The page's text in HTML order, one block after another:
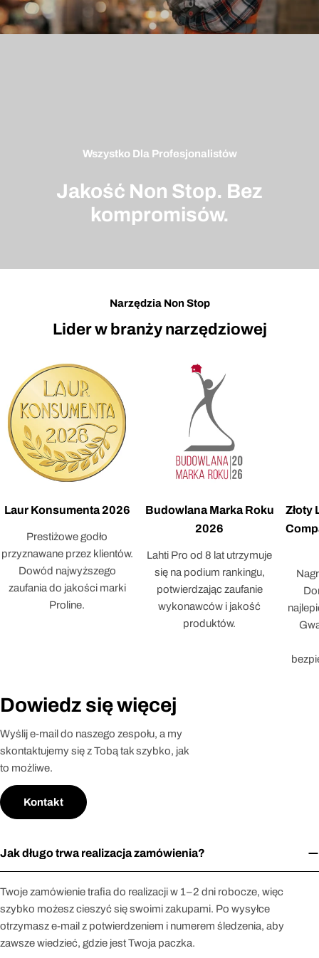
Wszystko Dla Profesjonalistów
Jakość Non Stop. Bez
kompromisów.
Narzędzia Non Stop
Lider w branży narzędziowej
Laur Konsumenta 2026
Prestiżowe godło
przyznawane przez klientów.
Dowód najwyższego
zaufania do jakości marki
Proline.
Budowlana Marka Roku
2026
Lahti Pro od 8 lat utrzymuje
się na podium rankingu,
potwierdzając zaufanie
wykonawców i jakość
produktów.
Złoty
Dowiedz się więcej
Wyślij e-mail do naszego zespołu, a my
skontaktujemy się z Tobą tak szybko, jak
to możliwe.
Kontakt
Jak długo trwa realizacja zamówienia?
Twoje zamówienie trafia do realizacji w 1–2 dni robocze, więc
szybko możesz cieszyć się swoimi zakupami. Po wysyłce
otrzymasz e-mail z potwierdzeniem i numerem śledzenia, aby
zawsze wiedzieć, gdzie jest Twoja paczka.